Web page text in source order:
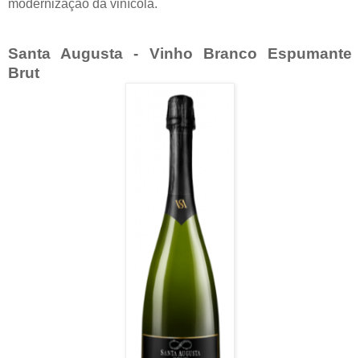
modernização da vinícola.
Santa Augusta - Vinho Branco Espumante
Brut